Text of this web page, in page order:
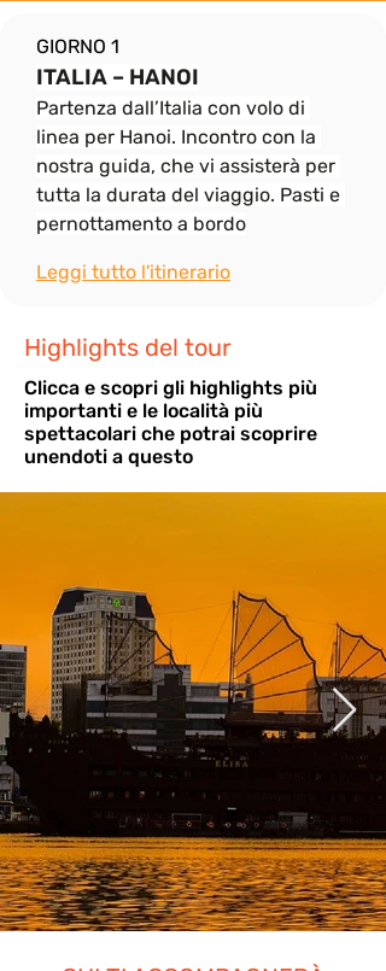
GIORNO 1
ITALIA – HANOI
Partenza dall’Italia con volo di
linea per Hanoi. Incontro con la
nostra guida, che vi assisterà per
tutta la durata del viaggio. Pasti e
pernottamento a bordo
Leggi tutto l'itinerario
Highlights del tour
Clicca e scopri gli highlights più
importanti e le località più
spettacolari che potrai scoprire
unendoti a questo